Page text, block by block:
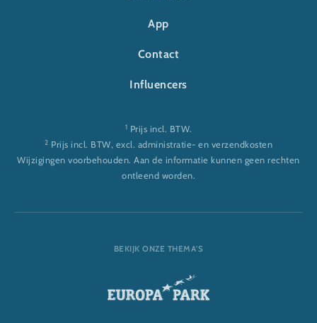
App
Contact
Influencers
1 Prijs incl. BTW.
2 Prijs incl. BTW, excl. administratie- en verzendkosten
Wijzigingen voorbehouden. Aan de informatie kunnen geen rechten
ontleend worden.
BEKIJK ONZE THEMA'S